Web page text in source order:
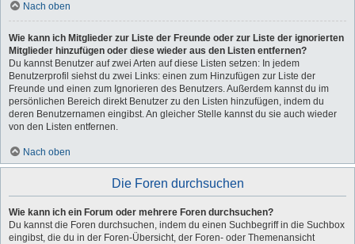
Nach oben
Wie kann ich Mitglieder zur Liste der Freunde oder zur Liste der ignorierten
Mitglieder hinzufügen oder diese wieder aus den Listen entfernen?
Du kannst Benutzer auf zwei Arten auf diese Listen setzen: In jedem
Benutzerprofil siehst du zwei Links: einen zum Hinzufügen zur Liste der
Freunde und einen zum Ignorieren des Benutzers. Außerdem kannst du im
persönlichen Bereich direkt Benutzer zu den Listen hinzufügen, indem du
deren Benutzernamen eingibst. An gleicher Stelle kannst du sie auch wieder
von den Listen entfernen.
Nach oben
Die Foren durchsuchen
Wie kann ich ein Forum oder mehrere Foren durchsuchen?
Du kannst die Foren durchsuchen, indem du einen Suchbegriff in die Suchbox
eingibst, die du in der Foren-Übersicht, der Foren- oder Themenansicht